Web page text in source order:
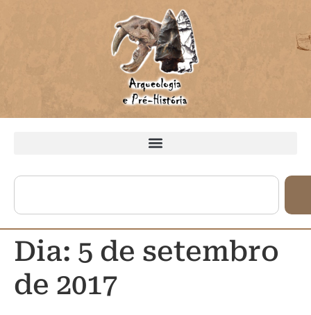
Dia: 5 de setembro
de 2017